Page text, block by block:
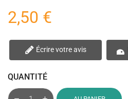
2,50 €
Écrire votre avis
QUANTITÉ